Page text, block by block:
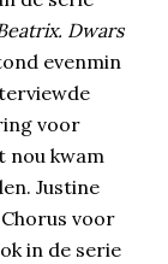
Dwars
evenmin
voor
nou kwam
Justine
voor
in de serie